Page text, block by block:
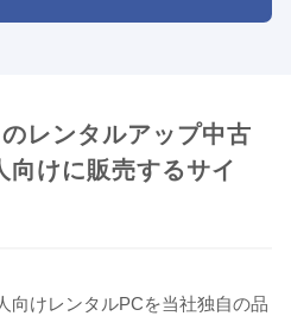
レンタルアップ中古
向けに販売するサイ
向けレンタルPCを当社独自の品